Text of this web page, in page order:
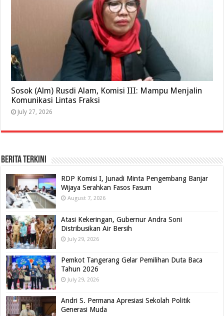
Sosok (Alm) Rusdi Alam, Komisi III: Mampu Menjalin
Komunikasi Lintas Fraksi
July 27, 2026
BERITA TERKINI
RDP Komisi I, Junadi Minta Pengembang Banjar
Wijaya Serahkan Fasos Fasum
August 7, 2026
Atasi Kekeringan, Gubernur Andra Soni
Distribusikan Air Bersih
July 29, 2026
Pemkot Tangerang Gelar Pemilihan Duta Baca
Tahun 2026
July 29, 2026
Andri S. Permana Apresiasi Sekolah Politik
Generasi Muda